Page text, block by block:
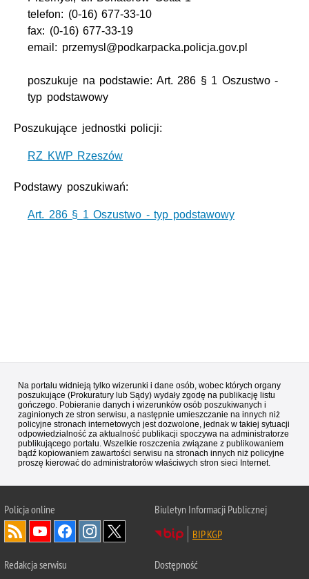
telefon: (0-16) 677-33-10
fax: (0-16) 677-33-19
email: przemysl@podkarpacka.policja.gov.pl
poszukuje na podstawie: Art. 286 § 1 Oszustwo -
typ podstawowy
Poszukujące jednostki policji:
RZ KWP Rzeszów
Podstawy poszukiwań:
Art. 286 § 1 Oszustwo - typ podstawowy
Na portalu widnieją tylko wizerunki i dane osób, wobec których organy
poszukujące (Prokuratury lub Sądy) wydały zgodę na publikację listu
gończego. Pobieranie danych i wizerunków osób poszukiwanych i
zaginionych ze stron serwisu, a następnie umieszczanie na innych niż
policyjne stronach internetowych jest dozwolone, jednak w takiej sytuacji
odpowiedzialność za aktualność publikacji spoczywa na administratorze
publikującego portalu. Wszelkie roszczenia związane z publikowaniem
bądź kopiowaniem zawartości serwisu na stronach innych niż policyjne
proszę kierować do administratorów właściwych stron sieci Internet.
Policjaonline
Biuletyn Informacji Publicznej
BIP KGP
Redakcja serwisu Dostępność